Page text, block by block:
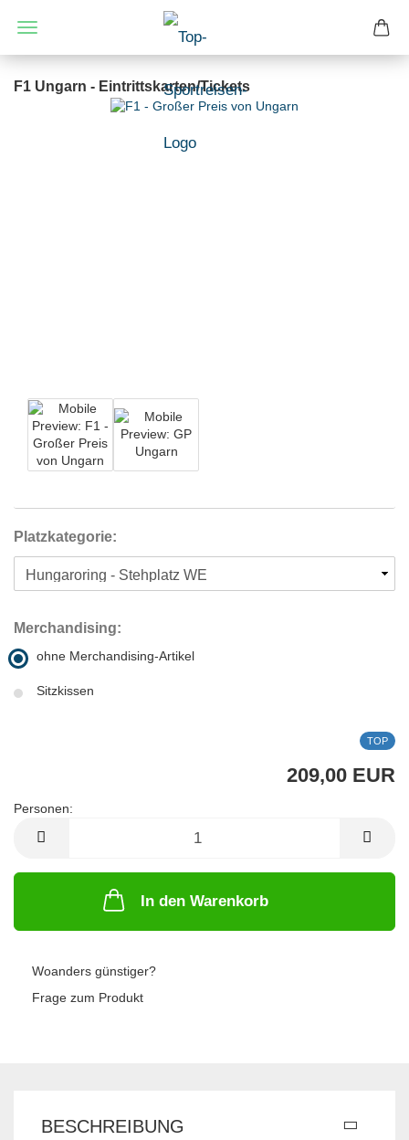
F1 Ungarn - Eintrittskarten/Tickets
Platzkategorie:
Merchandising:
ohne Merchandising-Artikel
Sitzkissen
TOP
209,00 EUR
Personen:
In den Warenkorb
Woanders günstiger?
Frage zum Produkt
BESCHREIBUNG